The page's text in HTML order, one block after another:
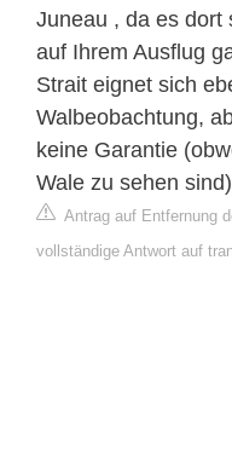
Juneau , da es dort
auf Ihrem Ausflug
Strait eignet sich
Walbeobachtung,
keine Garantie
Wale zu sehen
Antrag auf Entfernung
vollständige Antwort auf